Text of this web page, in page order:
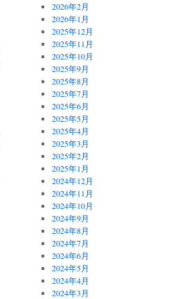
2026年2月
2026年1月
2025年12月
2025年11月
2025年10月
2025年9月
2025年8月
2025年7月
2025年6月
2025年5月
2025年4月
2025年3月
2025年2月
2025年1月
2024年12月
2024年11月
2024年10月
2024年9月
2024年8月
2024年7月
2024年6月
2024年5月
2024年4月
2024年3月